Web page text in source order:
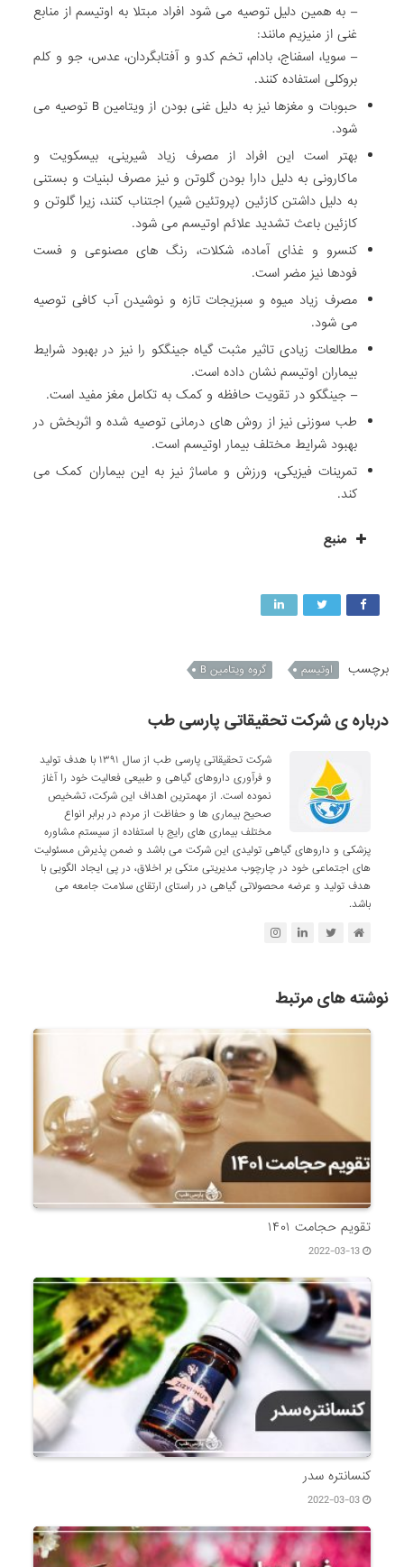
– به همین دلیل توصیه می شود افراد مبتلا به اوتیسم از منابع
غنی از منیزیم مانند:
– سویا، اسفناج، بادام، تخم کدو و آفتابگردان، عدس، جو و کلم
بروکلی استفاده کنند.
حبوبات و مغزها نیز به دلیل غنی بودن از ویتامین B توصیه می
شود.
بهتر است این افراد از مصرف زیاد شیرینی، بیسکویت و
ماکارونی به دلیل دارا بودن گلوتن و نیز مصرف لبنیات و بستنی
به دلیل داشتن کازئین (پروتئین شیر) اجتناب کنند، زیرا گلوتن و
کازئین باعث تشدید علائم اوتیسم می شود.
کنسرو و غذای آماده، شکلات، رنگ های مصنوعی و فست
فودها نیز مضر است.
مصرف زیاد میوه و سبزیجات تازه و نوشیدن آب کافی توصیه
می شود.
مطالعات زیادی تاثیر مثبت گیاه جینگکو را نیز در بهبود شرایط
بیماران اوتیسم نشان داده است.
– جینگکو در تقویت حافظه و کمک به تکامل مغز مفید است.
طب سوزنی نیز از روش های درمانی توصیه شده و اثربخش در
بهبود شرایط مختلف بیمار اوتیسم است.
تمرینات فیزیکی، ورزش و ماساژ نیز به این بیماران کمک می
کند.
منبع
برچسب اوتیسم گروه ویتامین B
درباره ی شرکت تحقیقاتی پارسی طب
شرکت تحقیقاتی پارسی طب از سال ۱۳۹۱ با هدف تولید
و فرآوری داروهای گیاهی و طبیعی فعالیت خود را آغاز
نموده است. از مهمترین اهداف این شرکت، تشخیص
صحیح بیماری ها و حفاظت از مردم در برابر انواع
مختلف بیماری های رایج با استفاده از سیستم مشاوره
پزشکی و داروهای گیاهی تولیدی این شرکت می باشد و ضمن پذیرش مسئولیت
های اجتماعی خود در چارچوب مدیریتی متکی بر اخلاق، در پی ایجاد الگویی با
هدف تولید و عرضه محصولاتی گیاهی در راستای ارتقای سلامت جامعه می
باشد.
نوشته های مرتبط
تقویم حجامت ۱۴۰۱
2022-03-13
کنسانتره سدر
2022-03-03